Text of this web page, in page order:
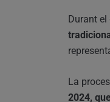
Durant el
La
2024,